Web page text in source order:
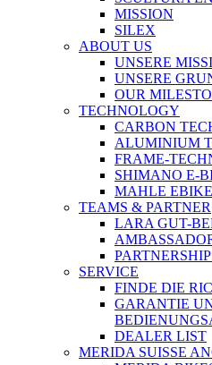
MISSION
SILEX
ABOUT US
UNSERE
UNSERE
OUR
TECHNOLOGY
CARBON
ALUMINIUM
FRAME-
SHIMANO E-
MAHLE
TEAMS & PARTNER
LARA GUT-
SERVICE
FINDE DIE
GARANTIE
DEALER LIST
MERIDA SUISSE